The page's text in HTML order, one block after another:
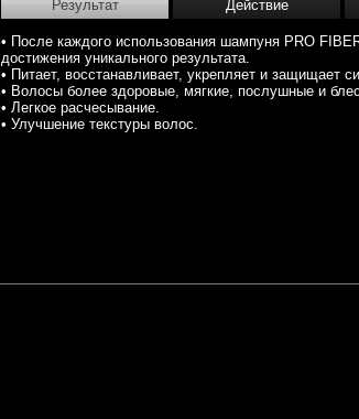
Результат Действие
• После каждого использования шампуня PRO
достижения уникального результата.
• Питает, восстанавливает, укрепляет и защищает
• Волосы более здоровые, мягкие, послушные и
• Легкое расчесывание.
• Улучшение текстуры волос.